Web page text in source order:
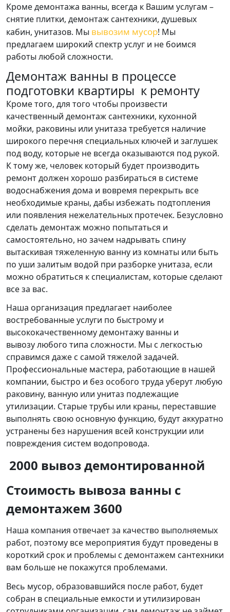
Кроме демонтажа ванны, всегда к Вашим услугам –
снятие плитки, демонтаж сантехники, душевых
кабин, унитазов. Мы вывозим мусор! Мы
предлагаем широкий спектр услуг и не боимся
работы любой сложности.
Демонтаж ванны в процессе
подготовки квартиры к ремонту
Кроме того, для того чтобы произвести
качественный демонтаж сантехники, кухонной
мойки, раковины или унитаза требуется наличие
широкого перечня специальных ключей и заглушек
под воду, которые не всегда оказываются под рукой.
К тому же, человек который будет производить
ремонт должен хорошо разбираться в системе
водоснабжения дома и вовремя перекрыть все
необходимые краны, дабы избежать подтопления
или появления нежелательных протечек. Безусловно
сделать демонтаж можно попытаться и
самостоятельно, но зачем надрывать спину
вытаскивая тяжеленную ванну из комнаты или быть
по уши залитым водой при разборке унитаза, если
можно обратиться к специалистам, которые сделают
все за вас.
Наша организация предлагает наиболее
востребованные услуги по быстрому и
высококачественному демонтажу ванны и
вывозу любого типа сложности. Мы с легкостью
справимся даже с самой тяжелой задачей.
Профессиональные мастера, работающие в нашей
компании, быстро и без особого труда уберут любую
раковину, ванную или унитаз подлежащие
утилизации. Старые трубы или краны, переставшие
выполнять свою основную функцию, будут аккуратно
устранены без нарушения всей конструкции или
повреждения систем водопровода.
2000 вывоз демонтированной
Стоимость вывоза ванны с
демонтажем 3600
Наша компания отвечает за качество выполняемых
работ, поэтому все мероприятия будут проведены в
короткий срок и проблемы с демонтажем сантехники
вам больше не покажутся проблемами.
Весь мусор, образовавшийся после работ, будет
собран в специальные емкости и утилизирован